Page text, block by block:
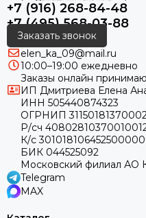
+7 (916) 268-84-48
+7 (495) 568-03-88
Заказать звонок
elen_ka_09@mail.ru
10:00–19:00 ежедневно
Заказы онлайн
ИП Дмитриева Елена
ИНН 505440874323
ОГРНИП
Р/сч
К/с
БИК 044525092
Московский филиал АО
Telegram
MAX